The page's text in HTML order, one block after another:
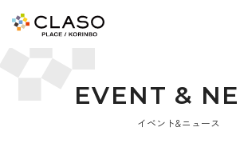
EVENT & NE
イベント&ニュース